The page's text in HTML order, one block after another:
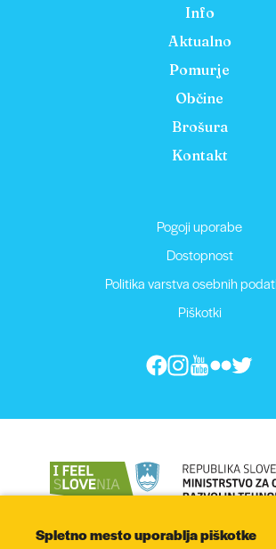
Info
Aktualno
Pomurje
Občine
Brošura
Kontakt
Pogoji uporabe
Dostopnost
Politika varstva osebnih
Piškotki
Spletno mesto uporablja piškotke